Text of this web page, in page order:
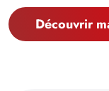
Découvrir